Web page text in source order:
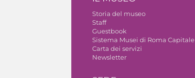
Storia del museo
Staff
Guestbook
Sistema Musei di Roma Capitale
Carta dei servizi
Newsletter